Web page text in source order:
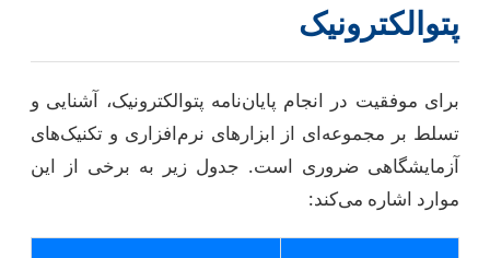
پتوالکترونیک
برای موفقیت در انجام پایان‌نامه پتوالکترونیک، آشنایی و
تسلط بر مجموعه‌ای از ابزارهای نرم‌افزاری و تکنیک‌های
آزمایشگاهی ضروری است. جدول زیر به برخی از این
موارد اشاره می‌کند: